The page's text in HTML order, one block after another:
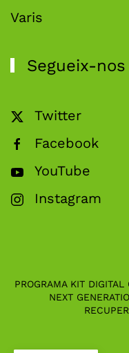
Varis
Segueix-nos
Twitter
Facebook
YouTube
Instagram
PROGRAMA KIT
NEXT